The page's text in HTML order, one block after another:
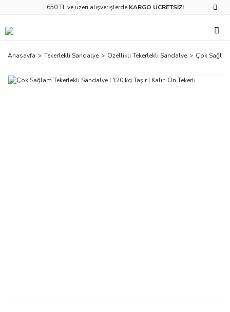
650 TL ve üzeri alışverişlerde KARGO ÜCRETSİZ!
Anasayfa Tekerlekli Sandalye Özellikli Tekerlekli Sandalye Çok